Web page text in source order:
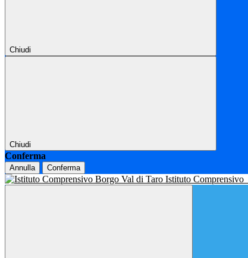
Chiudi
Chiudi
Conferma
Annulla Conferma
Istituto Comprensivo